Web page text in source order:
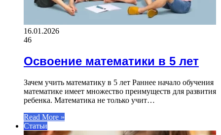
16.01.2026
46
Освоение математики в 5 лет
Зачем учить математику в 5 лет Раннее начало обучения
математике имеет множество преимуществ для развития
ребенка. Математика не только учит…
Read More »
Статьи